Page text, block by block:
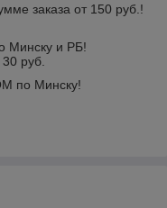
заказа от 150 руб.!
Минску и РБ!
руб.
по Минску!